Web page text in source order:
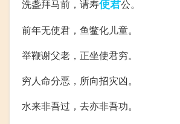
洗盏拜马前，请寿使君公。
前年无使君，鱼鳖化儿童。
举鞭谢父老，正坐使君穷。
穷人命分恶，所向招灾凶。
水来非吾过，去亦非吾功。